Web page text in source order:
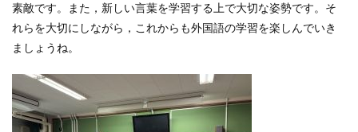
素敵です。また，新しい言葉を学習する上で大切な姿勢です。そ
れらを大切にしながら，これからも外国語の学習を楽しんでいき
ましょうね。